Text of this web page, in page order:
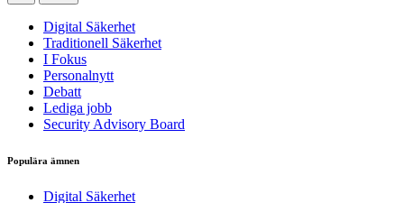
Digital Säkerhet
Traditionell Säkerhet
I Fokus
Personalnytt
Debatt
Lediga jobb
Security Advisory Board
Populära ämnen
Digital Säkerhet